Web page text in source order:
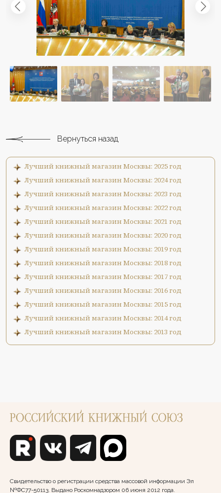
Вернуться назад
Лучший книжный магазин Москвы: 2025 год
Лучший книжный магазин Москвы: 2024 год
Лучший книжный магазин Москвы: 2023 год
Лучший книжный магазин Москвы: 2022 год
Лучший книжный магазин Москвы: 2021 год
Лучший книжный магазин Москвы: 2020 год
Лучший книжный магазин Москвы: 2019 год
Лучший книжный магазин Москвы: 2018 год
Лучший книжный магазин Москвы: 2017 год
Лучший книжный магазин Москвы: 2016 год
Лучший книжный магазин Москвы: 2015 год
Лучший книжный магазин Москвы: 2014 год
Лучший книжный магазин Москвы: 2013 год
Свидетельство о регистрации средства массовой информации Эл
№ФС77-50113. Выдано Роскомнадзором 06 июня 2012 года.